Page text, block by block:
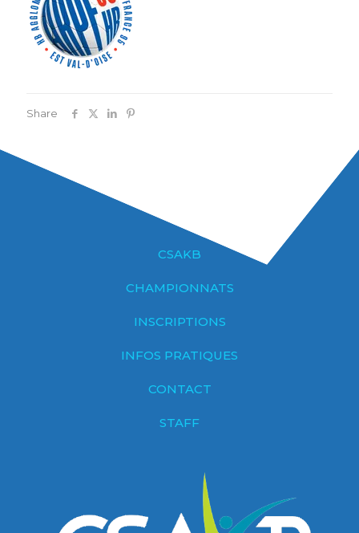
Share
CSAKB
CHAMPIONNATS
INSCRIPTIONS
INFOS PRATIQUES
CONTACT
STAFF